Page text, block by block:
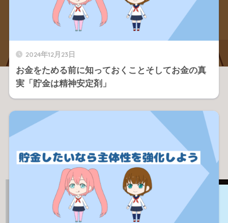
2024年12月23日
お金をためる前に知っておくことそしてお金の真
実「貯金は精神安定剤」